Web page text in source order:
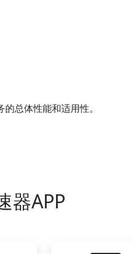
总体性能和适用性。
器APP